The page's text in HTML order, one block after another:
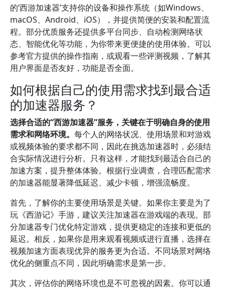
的‘西游加速器’支持你的设备和操作系统（如Windows、
macOS、Android、iOS），并提供简便的安装和配置流
程。部分优质服务还提供多平台同步、自动检测网络状
态、智能优化等功能，为你带来更便捷的使用体验。可以
参考官方提供的操作指南，或观看一些评测视频，了解其
用户界面是否友好，功能是否全面。
如何根据自己的使用需求找到最合适
的加速器服务？
选择合适的“西游加速器”服务，关键在于明确自身的使用
需求和网络环境。 每个人的网络状况、使用场景和对游戏
或视频体验的要求都不同，因此在挑选加速器时，必须结
合实际情况进行分析。只有这样，才能找到最适合自己的
加速方案，提升整体体验。根据行业调查，合理匹配需求
的加速器能显著降低延迟、减少卡顿，增强流畅度。
首先，了解你的主要使用场景是关键。如果你主要是为了
玩《西游记》手游，建议关注加速器在游戏端的表现。部
分加速器专门优化特定游戏，提供更稳定的连接和更低的
延迟。相反，如果你是用来观看视频或进行直播，选择在
视频加速方面表现优异的服务更为合适。不同场景对网络
优化的侧重点不同，因此明确需求是第一步。
其次，评估你的网络环境也是不可忽视的因素。你可以通